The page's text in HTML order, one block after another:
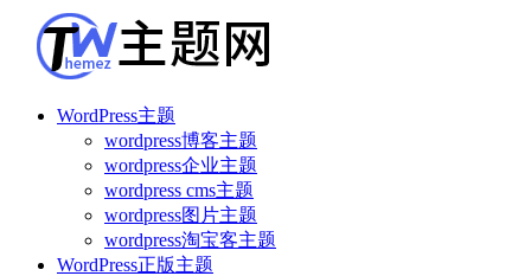
WordPress主题
wordpress博客主题
wordpress企业主题
wordpress cms主题
wordpress图片主题
wordpress淘宝客主题
WordPress正版主题